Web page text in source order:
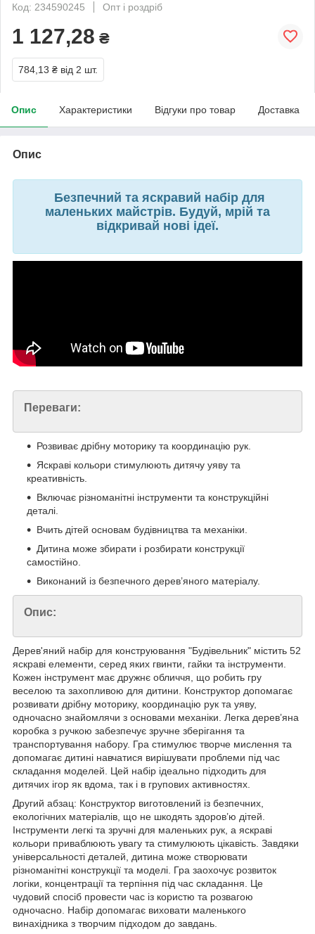
Код: 234590245
Опт і роздріб
1 127,28 ₴
784,13 ₴ від 2 шт.
Опис Характеристики Відгуки про товар Доставка
Опис
Безпечний та яскравий набір для
маленьких майстрів. Будуй, мрій та
відкривай нові ідеї.
Переваги:
Розвиває дрібну моторику та координацію рук.
Яскраві кольори стимулюють дитячу уяву та
креативність.
Включає різноманітні інструменти та конструкційні
деталі.
Вчить дітей основам будівництва та механіки.
Дитина може збирати і розбирати конструкції
самостійно.
Виконаний із безпечного дерев’яного матеріалу.
Опис:
Дерев'яний набір для конструювання "Будівельник" містить 52
яскраві елементи, серед яких гвинти, гайки та інструменти.
Кожен інструмент має дружнє обличчя, що робить гру
веселою та захопливою для дитини. Конструктор допомагає
розвивати дрібну моторику, координацію рук та уяву,
одночасно знайомлячи з основами механіки. Легка дерев’яна
коробка з ручкою забезпечує зручне зберігання та
транспортування набору. Гра стимулює творче мислення та
допомагає дитині навчатися вирішувати проблеми під час
складання моделей. Цей набір ідеально підходить для
дитячих ігор як вдома, так і в групових активностях.
Другий абзац: Конструктор виготовлений із безпечних,
екологічних матеріалів, що не шкодять здоров’ю дітей.
Інструменти легкі та зручні для маленьких рук, а яскраві
кольори приваблюють увагу та стимулюють цікавість. Завдяки
універсальності деталей, дитина може створювати
різноманітні конструкції та моделі. Гра заохочує розвиток
логіки, концентрації та терпіння під час складання. Це
чудовий спосіб провести час із користю та розвагою
одночасно. Набір допомагає виховати маленького
винахідника з творчим підходом до завдань.